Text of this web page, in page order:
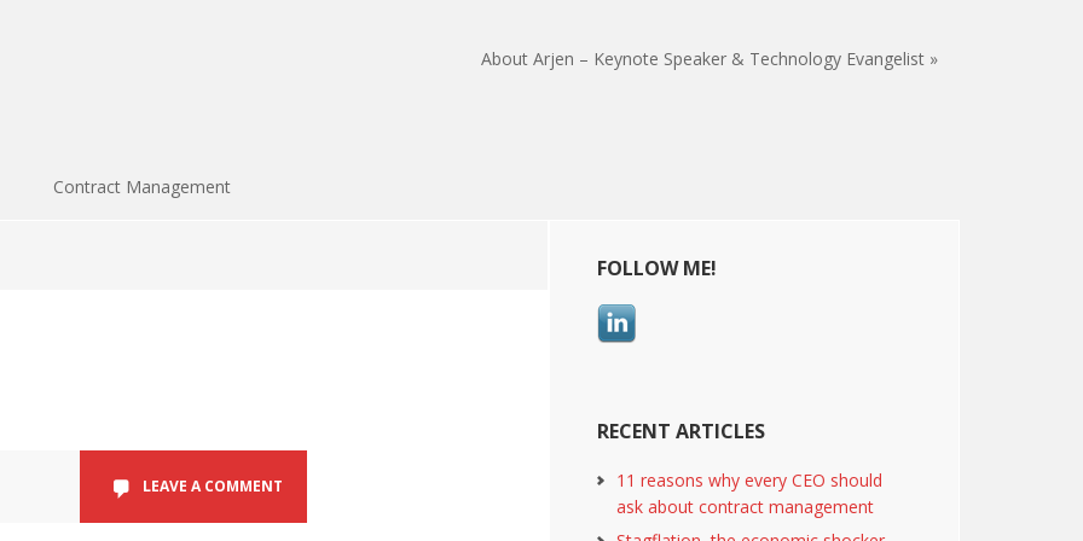
About Arjen – Keynote Speaker & Technology Evangelist »
Contract Management
LEAVE A COMMENT
Primary
Sidebar
FOLLOW ME!
RECENT ARTICLES
11 reasons why every CEO should
ask about contract management